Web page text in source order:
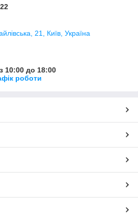
21, Київ, Україна
10:00 до 18:00
роботи